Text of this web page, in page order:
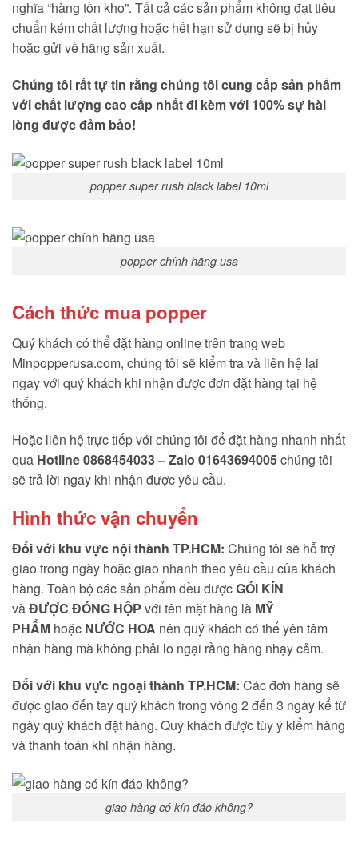
nghĩa “hàng tồn kho”. Tất cả các sản phẩm không đạt tiêu
chuẩn kém chất lượng hoặc hết hạn sử dụng sẽ bị hủy
hoặc gửi về hãng sản xuất.
Chúng tôi rất tự tin rằng chúng tôi cung cấp sản phẩm
với chất lượng cao cấp nhất đi kèm với 100% sự hài
lòng được đảm bảo!
popper super rush black label 10ml
popper chính hãng usa
Cách thức mua popper
Quý khách có thể đặt hàng online trên trang web
Minpopperusa.com, chúng tôi sẽ kiểm tra và liên hệ lại
ngay với quý khách khi nhận được đơn đặt hàng tại hệ
thống.
Hoặc liên hệ trực tiếp với chúng tôi để đặt hàng nhanh nhất
qua Hotline 0868454033 – Zalo 01643694005chúng tôi
sẽ trả lời ngay khi nhận được yêu cầu.
Hình thức vận chuyển
Đối với khu vực nội thành TP.HCM: Chúng tôi sẽ hỗ trợ
giao trong ngày hoặc giao nhanh theo yêu cầu của khách
hàng. Toàn bộ các sản phẩm đều đượcGÓI KÍN
vàĐƯỢC ĐÓNG HỘP với tên mặt hàng là MỸ
PHẨM hoặc NƯỚC HOA nên quý khách có thể yên tâm
nhận hàng mà không phải lo ngại rằng hàng nhạy cảm.
Đối với khu vực ngoại thành TP.HCM: Các đơn hàng sẽ
được giao đến tay quý khách trong vòng 2 đến 3 ngày kể từ
ngày quý khách đặt hàng. Quý khách được tùy ý kiểm hàng
và thanh toán khi nhận hàng.
giao hàng có kín đáo không?